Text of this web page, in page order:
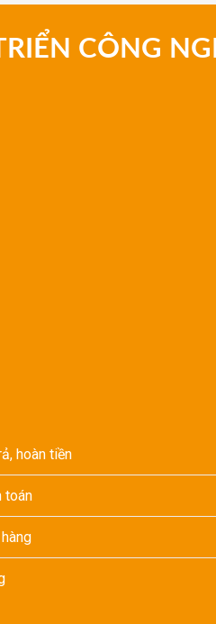
CÔNG
hoàn tiền
toán